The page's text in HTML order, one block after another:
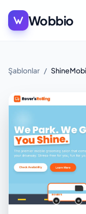
Wobbio
Şablonlar /